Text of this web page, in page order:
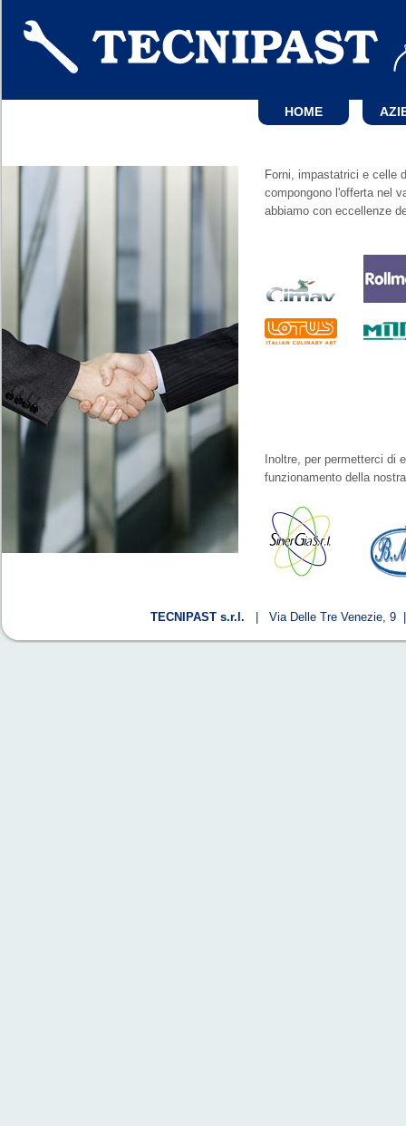
HOME
Forni, impastatrici e celle
compongono l'offerta nel
abbiamo con eccellenze
Inoltre, per permetterci di
funzionamento della
TECNIPAST s.r.l. | Via Delle Tre Venezie, 9